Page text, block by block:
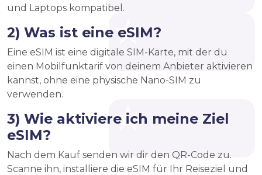
und Laptops kompatibel.
2) Was ist eine eSIM?
Eine eSIM ist eine digitale SIM-Karte, mit der du
einen Mobilfunktarif von deinem Anbieter aktivieren
kannst, ohne eine physische Nano-SIM zu
verwenden.
3) Wie aktiviere ich meine Ziel
eSIM?
Nach dem Kauf senden wir dir den QR-Code zu.
Scanne ihn, installiere die eSIM für Ihr Reiseziel und